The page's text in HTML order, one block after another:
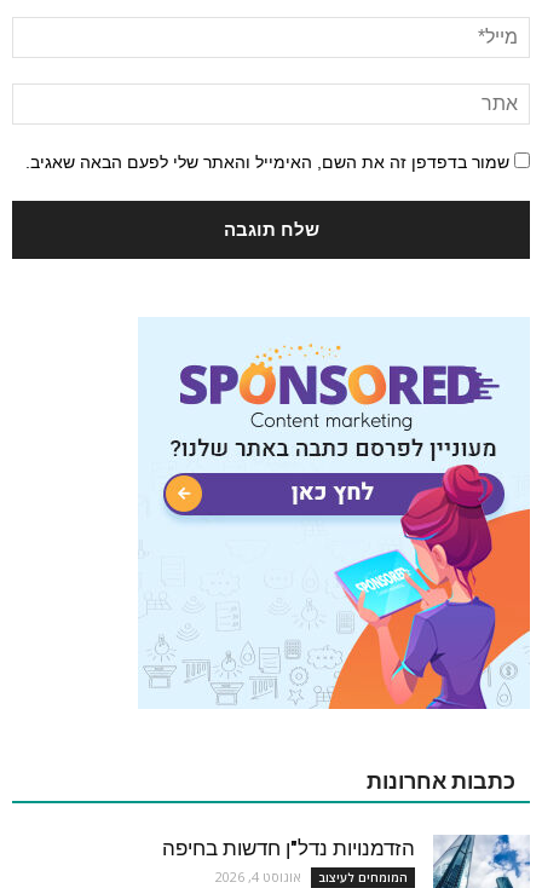
שמור בדפדפן זה את השם, האימייל והאתר שלי לפעם הבאה שאגיב.
כתבות אחרונות
הזדמנויות נדל"ן חדשות בחיפה
המומחים לעיצוב אוגוסט 4, 2026